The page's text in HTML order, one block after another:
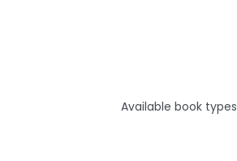
Available book types